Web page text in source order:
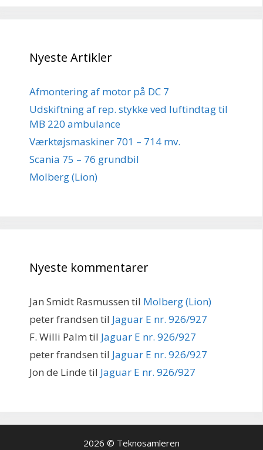
Nyeste Artikler
Afmontering af motor på DC 7
Udskiftning af rep. stykke ved luftindtag til
MB 220 ambulance
Værktøjsmaskiner 701 – 714 mv.
Scania 75 – 76 grundbil
Molberg (Lion)
Nyeste kommentarer
Jan Smidt Rasmussen til Molberg (Lion)
peter frandsen til Jaguar E nr. 926/927
F. Willi Palm til Jaguar E nr. 926/927
peter frandsen til Jaguar E nr. 926/927
Jon de Linde til Jaguar E nr. 926/927
2026 © Teknosamleren